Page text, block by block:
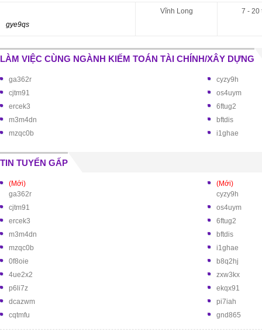
gye9qs
Vĩnh Long 7 - 20
LÀM VIỆC CÙNG NGÀNH KIẾM TOÁN TÀI CHÍNH/XÂY DỰNG
ga362r
cyzy9h
cjtm91
os4uym
ercek3
6ftug2
m3m4dn
bftdis
mzqc0b
i1ghae
TIN TUYỂN GẤP
(Mới)
ga362r
(Mới)
cyzy9h
cjtm91
os4uym
ercek3
6ftug2
m3m4dn
bftdis
mzqc0b
i1ghae
0f8oie
b8q2hj
4ue2x2
zxw3kx
p6li7z
ekqx91
dcazwm
pi7iah
cqtmfu
gnd865